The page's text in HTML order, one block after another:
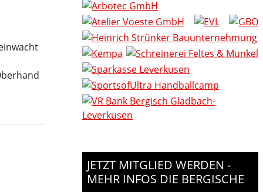
JETZT MITGLIED WERDEN -
MEHR INFOS DIE BERGISCHE